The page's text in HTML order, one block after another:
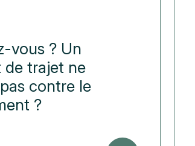
vous ? Un
de trajet ne
contre le
?